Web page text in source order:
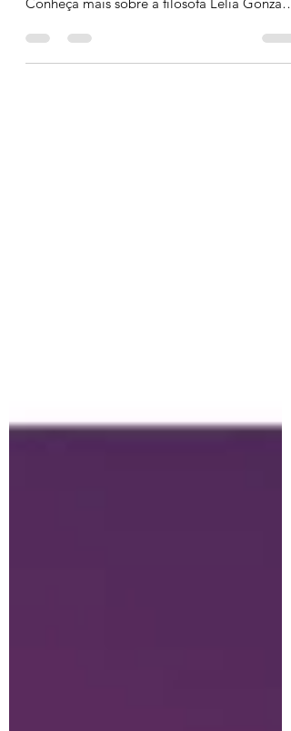
Gonzalez with philosopher Carla Rodrigues.